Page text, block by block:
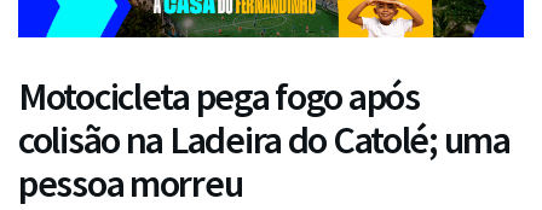
Motocicleta pega fogo após
colisão na Ladeira do Catolé; uma
pessoa morreu